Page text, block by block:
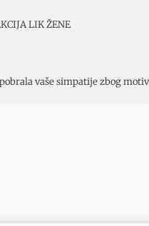
LIK ŽENE
vaše simpatije zbog